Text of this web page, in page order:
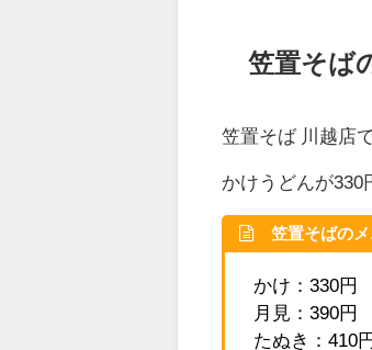
笠置そば
笠置そば 川越店
かけうどんが330
笠置そばの
かけ：330円
月見：390円
たぬき：410円